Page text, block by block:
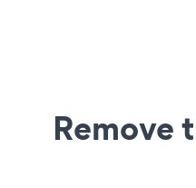
Remove